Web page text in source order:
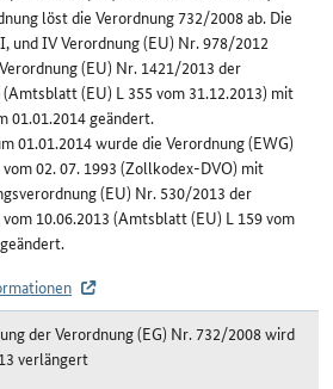
löst die Verordnung 732/2008 ab. Die
und IV Verordnung (EU) Nr. 978/2012
(EU) Nr. 1421/2013 der
(EU) L 355 vom 31.12.2013) mit
01.01.2014 geändert.
01.01.2014 wurde die Verordnung (EWG)
02. 07. 1993 (Zollkodex-DVO) mit
(EU) Nr. 530/2013 der
10.06.2013 (Amtsblatt (EU) L 159 vom
der Verordnung (EG) Nr. 732/2008 wird
verlängert